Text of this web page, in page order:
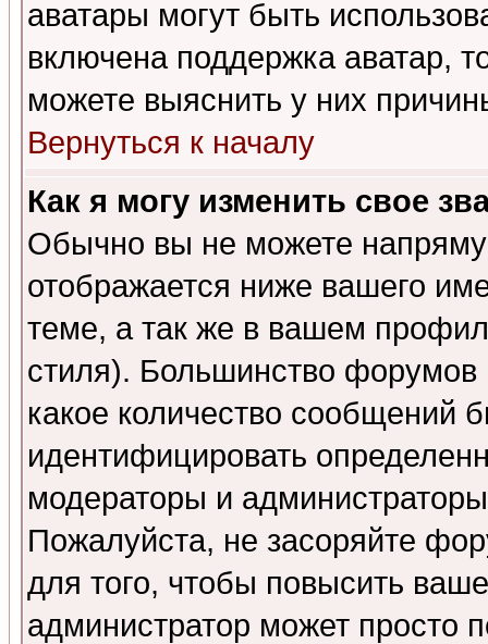
аватары могут быть
включена поддержка аватар,
можете выяснить у них
Вернуться к началу
Как я могу изменить свое
Обычно вы не можете
отображается ниже вашего
теме, а так же в вашем
стиля). Большинство форумов
какое количество сообщений
идентифицировать
модераторы и
Пожалуйста, не засоряйте
для того, чтобы повысить
администратор может просто